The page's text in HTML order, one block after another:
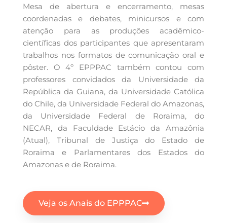
Mesa de abertura e encerramento, mesas
coordenadas e debates, minicursos e com
atenção para as produções acadêmico-
científicas dos participantes que apresentaram
trabalhos nos formatos de comunicação oral e
pôster. O 4º EPPPAC também contou com
professores convidados da Universidade da
República da Guiana, da Universidade Católica
do Chile, da Universidade Federal do Amazonas,
da Universidade Federal de Roraima, do
NECAR, da Faculdade Estácio da Amazônia
(Atual), Tribunal de Justiça do Estado de
Roraima e Parlamentares dos Estados do
Amazonas e de Roraima.
Veja os Anais do EPPPAC